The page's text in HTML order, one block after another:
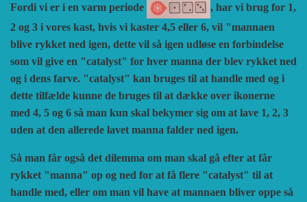
Fordi vi er i en varm periode
, har vi brug for 1,
2 og 3 i vores kast, hvis vi kaster 4,5 eller 6, vil "mannaen
blive rykket ned igen, dette vil så igen udløse en forbindelse
som vil give en "catalyst" for hver manna der blev rykket ned
og i dens farve. "catalyst" kan bruges til at handle med og i
dette tilfælde kunne de bruges til at dække over ikonerne
med 4, 5 og 6 så man kun skal bekymer sig om at lave 1, 2, 3
uden at den allerede lavet manna falder ned igen.
Så man får også det dilemma om man skal gå efter at får
rykket "manna" op og ned for at få flere "catalyst" til at
handle med, eller om man vil have at mannaen bliver oppe så